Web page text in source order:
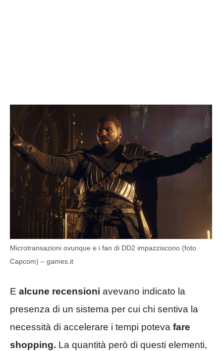
Microtransazioni ovunque e i fan di DD2 impazziscono (foto
Capcom) – games.it
E alcune recensioni avevano indicato la
presenza di un sistema per cui chi sentiva la
necessità di accelerare i tempi poteva fare
shopping. La quantità però di questi elementi,